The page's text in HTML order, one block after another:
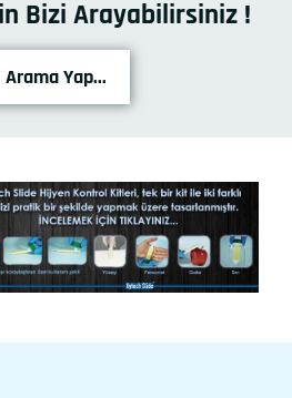
Bizi Arayabilirsiniz !
Arama Yap...